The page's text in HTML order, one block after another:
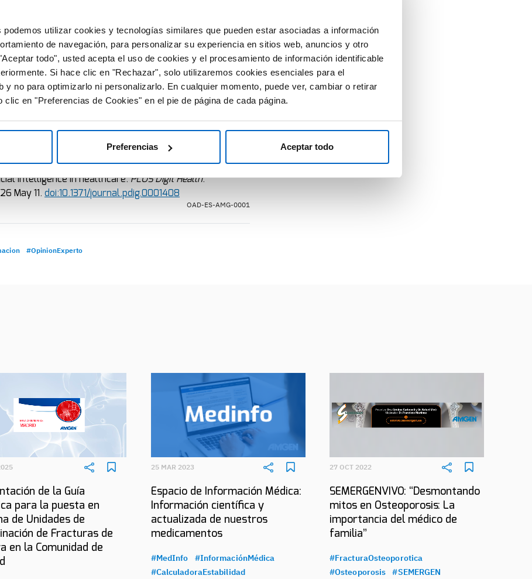
utilizar cookies y tecnologías similares que pueden estar asociadas a información
de navegación, para personalizar su experiencia en sitios web, anuncios y otro
todo", usted acepta el uso de cookies y el procesamiento de información identificable
Si hace clic en "Rechazar", solo utilizaremos cookies esenciales para el
y no para optimizarlo ni personalizarlo. En cualquier momento, puede ver, cambiar o retirar
clic en "Preferencias de Cookies" en el pie de página de cada página.
Preferencias Aceptar todo
integral será necesario la implicación de expertos
de la computación y la medicina hasta la ética y la
es que los estudiantes conozcan tanto las bases
de la IA en salud.
que dicha formación puede ayudar a los médicos
para un uso más responsable de la IA, y a los
clínico necesario para diseñar aplicaciones más
sanitaria.
A, Rosella L, Haque N. Moving beyond one-size-fits-
intelligence in healthcare.PLOS Digit Health.
May 11. doi:10.1371/journal.pdig.0001408
OAD-ES-AMG-0001
#OpinionExperto
de la Guía
para la puesta en
de Unidades de
de Fracturas de
en la Comunidad de
25 MAR 2023
Espacio de Información Médica:
Información científica y
actualizada de nuestros
medicamentos
#MedInfo
#InformaciónMédica
#CalculadoraEstabilidad
27 OCT 2022
SEMERGENVIVO: “Desmontando
mitos en Osteoporosis: La
importancia del médico de
familia”
#FracturaOsteoporotica
#Osteoporosis
#SEMERGEN